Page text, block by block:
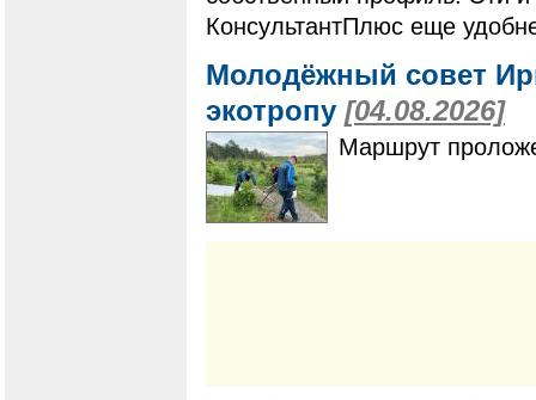
КонсультантПлюс еще
Молодёжный совет
экотропу [04.08.2026]
Маршрут